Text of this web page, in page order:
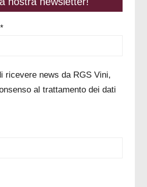
ricevere news da RGS Vini,
al trattamento dei dati